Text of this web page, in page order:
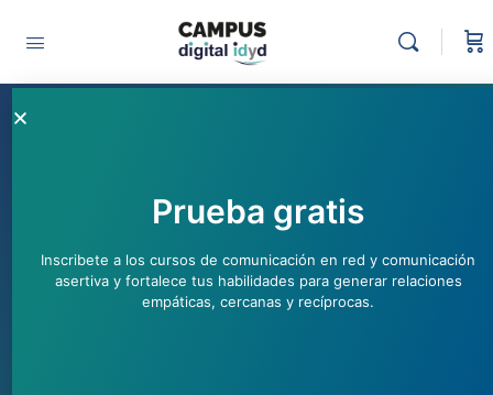
comprender
Herramientas,Planeación participativa
Herramientas colaborativas,Herramientas
Prueba gratis
Inscribete a los cursos de comunicación en red y comunicación
asertiva y fortalece tus habilidades para generar relaciones
empáticas, cercanas y recíprocas.